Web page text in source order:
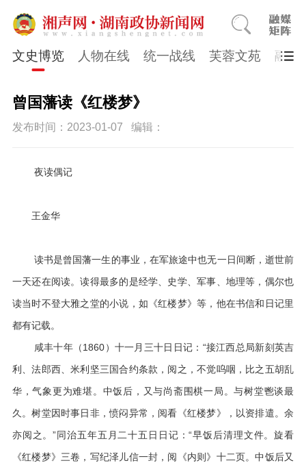
文史博览 人物在线 统一战线 芙蓉文苑 融媒
曾国藩读《红楼梦》
发布时间：2023-01-07 编辑：
夜读偶记
王金华
读书是曾国藩一生的事业，在军旅途中也无一日间断，逝世前
一天还在阅读。读得最多的是经学、史学、军事、地理等，偶尔也
读当时不登大雅之堂的小说，如《红楼梦》等，他在书信和日记里
都有记载。
咸丰十年（1860）十一月三十日日记：“接江西总局新刻英吉
利、法郎西、米利坚三国合约条款，阅之，不觉呜咽，比之五胡乱
华，气象更为难堪。中饭后，又与尚斋围棋一局。与树堂鬯谈最
久。树堂因时事日非，愤闷异常，阅看《红楼梦》，以资排遣。余
亦阅之。”同治五年五月二十五日日记：“早饭后清理文件。旋看
《红楼梦》三卷，写纪泽儿信一封，阅《内则》十二页。中饭后又